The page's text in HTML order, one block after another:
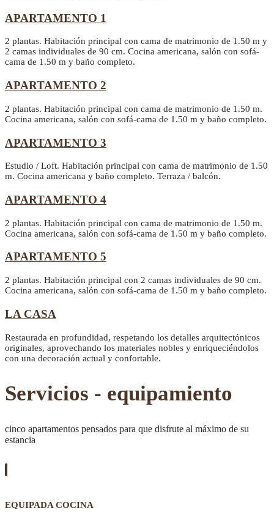
APARTAMENTO 1
2 plantas. Habitación principal con cama de matrimonio de 1.50 m y
2 camas individuales de 90 cm. Cocina americana, salón con sofá-
cama de 1.50 m y baño completo.
APARTAMENTO 2
2 plantas. Habitación principal con cama de matrimonio de 1.50 m.
Cocina americana, salón con sofá-cama de 1.50 m y baño completo.
APARTAMENTO 3
Estudio / Loft. Habitación principal con cama de matrimonio de 1.50
m. Cocina americana y baño completo. Terraza / balcón.
APARTAMENTO 4
2 plantas. Habitación principal con cama de matrimonio de 1.50 m.
Cocina americana, salón con sofá-cama de 1.50 m y baño completo.
APARTAMENTO 5
2 plantas. Habitación principal con 2 camas individuales de 90 cm.
Cocina americana, salón con sofá-cama de 1.50 m y baño completo.
LA CASA
Restaurada en profundidad, respetando los detalles arquitectónicos
originales, aprovechando los materiales nobles y enriqueciéndolos
con una decoración actual y confortable.
Servicios - equipamiento
cinco apartamentos pensados para que disfrute al máximo de su
estancia
EQUIPADA COCINA